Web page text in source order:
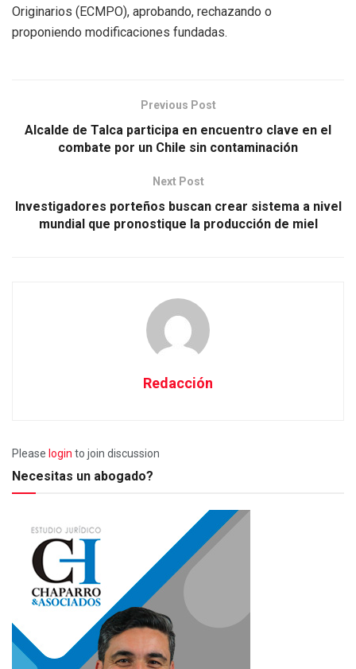
Originarios (ECMPO), aprobando, rechazando o
proponiendo modificaciones fundadas.
Previous Post
Alcalde de Talca participa en encuentro clave en el
combate por un Chile sin contaminación
Next Post
Investigadores porteños buscan crear sistema a nivel
mundial que pronostique la producción de miel
Redacción
Please login to join discussion
Necesitas un abogado?